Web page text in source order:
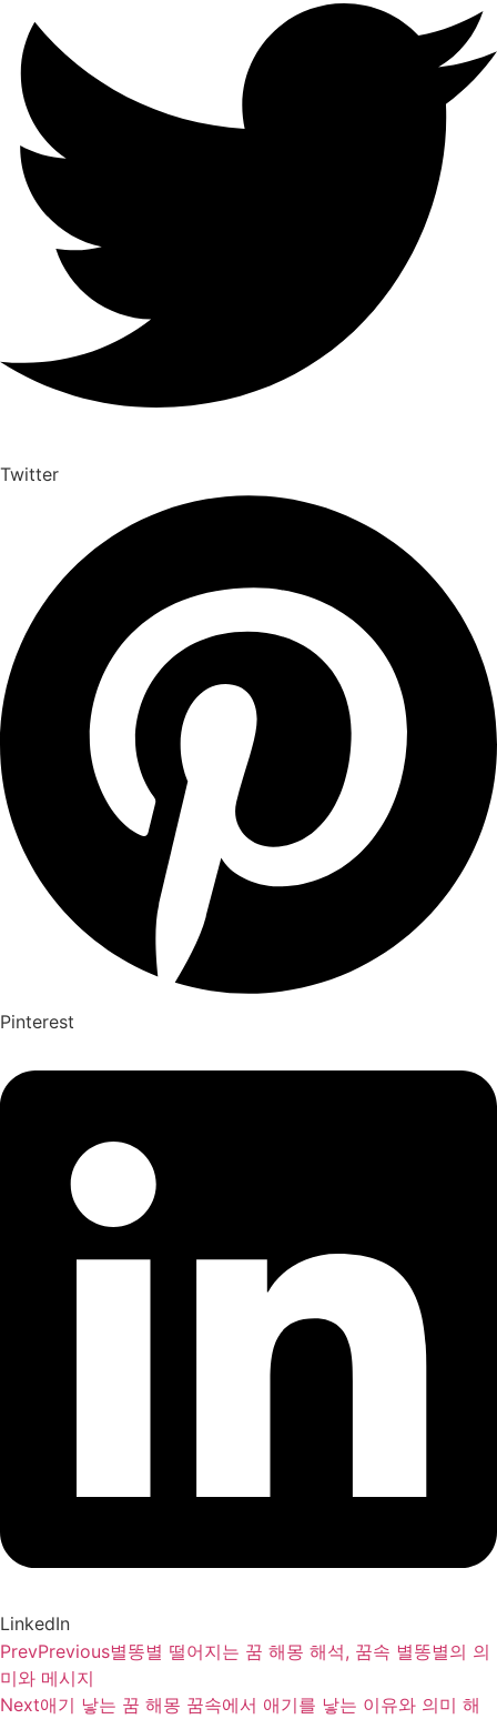
Twitter
Pinterest
LinkedIn
PrevPrevious별똥별 떨어지는 꿈 해몽 해석, 꿈속 별똥별의 의
미와 메시지
Next애기 낳는 꿈 해몽 꿈속에서 애기를 낳는 이유와 의미 해